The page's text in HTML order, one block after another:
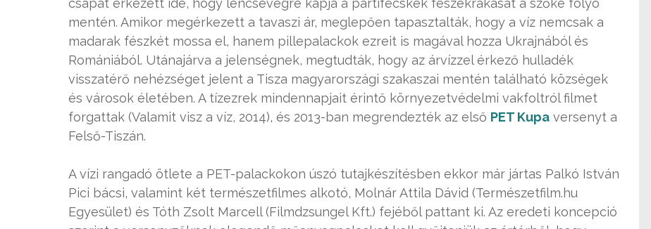
csapat érkezett ide, hogy lencsevégre kapja a partifecskék fészekrakását a szőke folyó
mentén. Amikor megérkezett a tavaszi ár, meglepően tapasztalták, hogy a víz nemcsak a
madarak fészkét mossa el, hanem pillepalackok ezreit is magával hozza Ukrajnából és
Romániából. Utánajárva a jelenségnek, megtudták, hogy az árvízzel érkező hulladék
visszatérő nehézséget jelent a Tisza magyarországi szakaszai mentén található községek
és városok életében. A tízezrek mindennapjait érintő környezetvédelmi vakfoltról filmet
forgattak (Valamit visz a víz, 2014), és 2013-ban megrendezték az első PET Kupa versenyt a
Felső-Tiszán.
A vízi rangadó ötlete a PET-palackokon úszó tutajkészítésben ekkor már jártas Palkó István
Pici bácsi, valamint két természetfilmes alkotó, Molnár Attila Dávid (Természetfilm.hu
Egyesület) és Tóth Zsolt Marcell (Filmdzsungel Kft.) fejéből pattant ki. Az eredeti koncepció